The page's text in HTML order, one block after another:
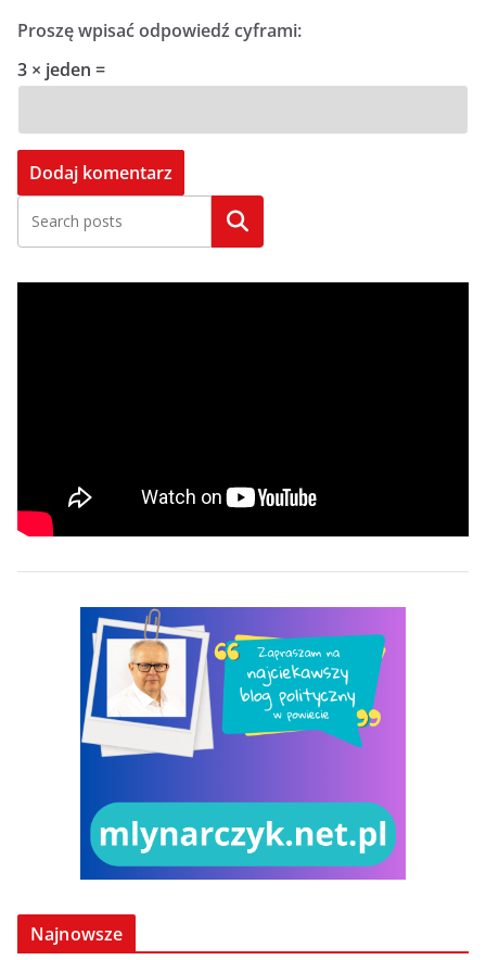
Proszę wpisać odpowiedź cyframi:
3 × jeden =
Szukaj
Najnowsze